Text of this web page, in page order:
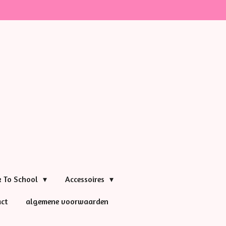
To School Accessoires
algemene voorwaarden